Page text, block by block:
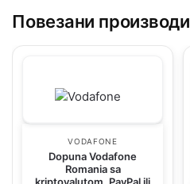
Повезани производи
VODAFONE
Dopuna Vodafone
Romania sa